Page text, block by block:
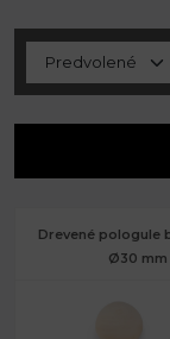
Drevené pologule
Ø30 mm